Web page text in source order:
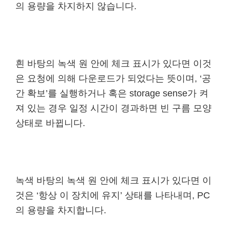
의 용량을 차지하지 않습니다.
흰 바탕의 녹색 원 안에 체크 표시가 있다면 이것
은 요청에 의해 다운로드가 되었다는 뜻이며, ‘공
간 확보’를 실행하거나 혹은 storage sense가 켜
져 있는 경우 일정 시간이 경과하면 빈 구름 모양
상태로 바뀝니다.
녹색 바탕의 녹색 원 안에 체크 표시가 있다면 이
것은 ‘항상 이 장치에 유지’ 상태를 나타내며, PC
의 용량을 차지합니다.